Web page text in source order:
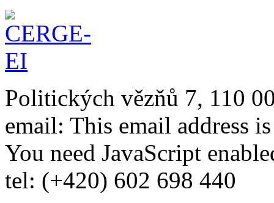
Politických vězňů 7, 110
email: This email address
You need JavaScript
tel: (+420) 602 698 440